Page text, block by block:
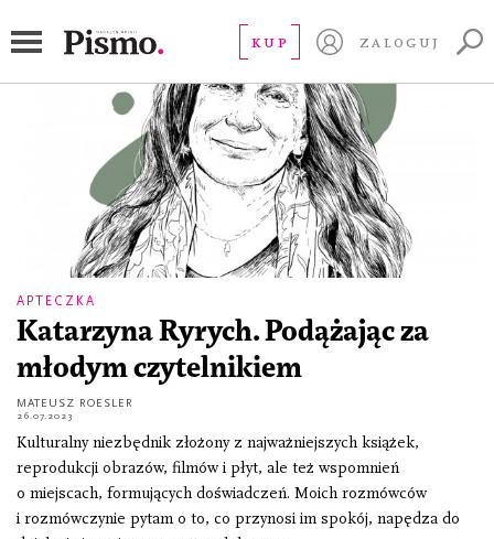
KUP ZALOGUJ
Katarzyna Ryrych
APTECZKA
Katarzyna Ryrych. Podążając za
młodym czytelnikiem
MATEUSZ ROESLER
26.07.2023
Kulturalny niezbędnik złożony z najważniejszych książek,
reprodukcji obrazów, filmów i płyt, ale też wspomnień
o miejscach, formujących doświadczeń. Moich rozmówców
i rozmówczynie pytam o to, co przynosi im spokój, napędza do